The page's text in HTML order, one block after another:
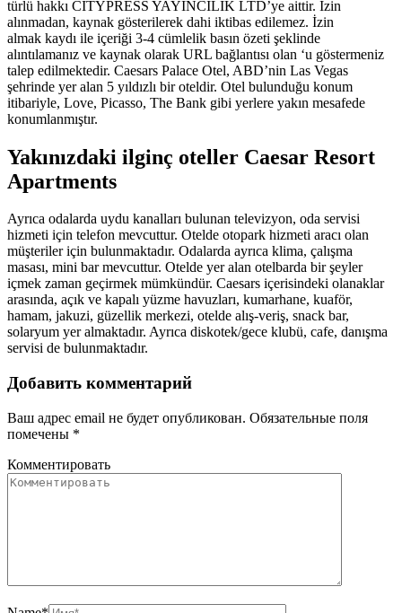
türlü hakkı CITYPRESS YAYINCILIK LTD’ye aittir. İzin
alınmadan, kaynak gösterilerek dahi iktibas edilemez. İzin
almak kaydı ile içeriği 3-4 cümlelik basın özeti şeklinde
alıntılamanız ve kaynak olarak URL bağlantısı olan ‘u göstermeniz
talep edilmektedir. Caesars Palace Otel, ABD’nin Las Vegas
şehrinde yer alan 5 yıldızlı bir oteldir. Otel bulunduğu konum
itibariyle, Love, Picasso, The Bank gibi yerlere yakın mesafede
konumlanmıştır.
Yakınızdaki ilginç oteller Caesar Resort
Apartments
Ayrıca odalarda uydu kanalları bulunan televizyon, oda servisi
hizmeti için telefon mevcuttur. Otelde otopark hizmeti aracı olan
müşteriler için bulunmaktadır. Odalarda ayrıca klima, çalışma
masası, mini bar mevcuttur. Otelde yer alan otelbarda bir şeyler
içmek zaman geçirmek mümkündür. Caesars içerisindeki olanaklar
arasında, açık ve kapalı yüzme havuzları, kumarhane, kuaför,
hamam, jakuzi, güzellik merkezi, otelde alış-veriş, snack bar,
solaryum yer almaktadır. Ayrıca diskotek/gece klubü, cafe, danışma
servisi de bulunmaktadır.
Добавить комментарий
Ваш адрес email не будет опубликован. Обязательные поля
помечены *
Комментировать